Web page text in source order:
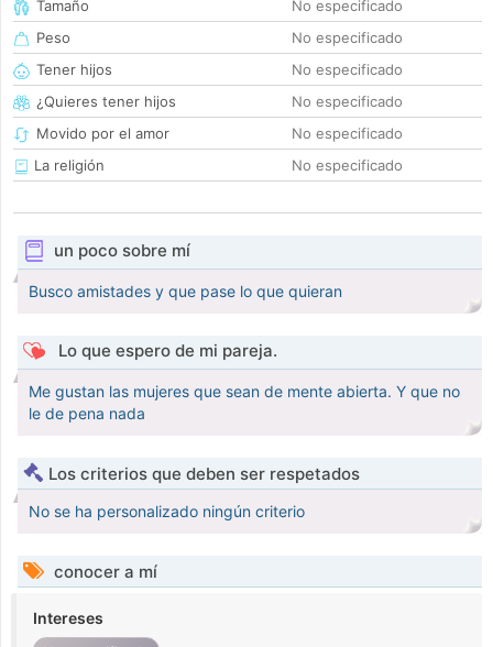
Tamaño
No especificado
Peso
No especificado
Tener hijos
No especificado
¿Quieres tener hijos
No especificado
Movido por el amor
No especificado
La religión
No especificado
un poco sobre mí
Busco amistades y que pase lo que quieran
Lo que espero de mi pareja.
Me gustan las mujeres que sean de mente abierta. Y que no
le de pena nada
Los criterios que deben ser respetados
No se ha personalizado ningún criterio
conocer a mí
Intereses